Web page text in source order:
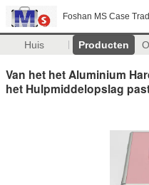
Foshan MS Case
Huis Producten
Van het het Aluminium
het Hulpmiddelopslag